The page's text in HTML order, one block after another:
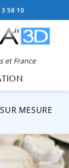
58 10
et France
MESURE
SCAN 3D NICE